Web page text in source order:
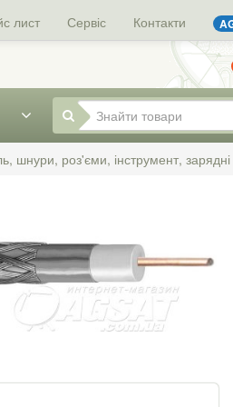
лист Сервіс Контакти
шнури, роз'єми, інструмент, зарядні